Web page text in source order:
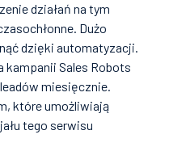
działań na tym
Dużo
dzięki automatyzacji.
kampanii Sales Robots
miesięcznie.
które umożliwiają
tego serwisu